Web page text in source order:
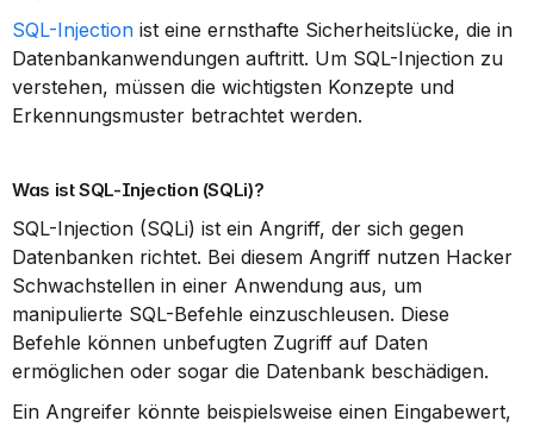
SQL-Injection ist eine ernsthafte Sicherheitslücke, die in
Datenbankanwendungen auftritt. Um SQL-Injection zu
verstehen, müssen die wichtigsten Konzepte und
Erkennungsmuster betrachtet werden.
Was ist SQL-Injection (SQLi)?
SQL-Injection (SQLi) ist ein Angriff, der sich gegen
Datenbanken richtet. Bei diesem Angriff nutzen Hacker
Schwachstellen in einer Anwendung aus, um
manipulierte SQL-Befehle einzuschleusen. Diese
Befehle können unbefugten Zugriff auf Daten
ermöglichen oder sogar die Datenbank beschädigen.
Ein Angreifer könnte beispielsweise einen Eingabewert,